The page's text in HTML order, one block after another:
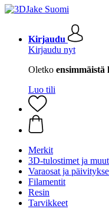
Kirjaudu
Kirjaudu nyt
Oletko ensimmäistä
Luo tili
Merkit
3D-tulostimet ja
Varaosat ja
Filamentit
Resin
Tarvikkeet